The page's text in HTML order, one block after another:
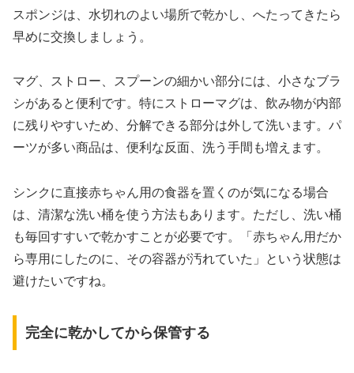
スポンジは、水切れのよい場所で乾かし、へたってきたら
早めに交換しましょう。
マグ、ストロー、スプーンの細かい部分には、小さなブラ
シがあると便利です。特にストローマグは、飲み物が内部
に残りやすいため、分解できる部分は外して洗います。パ
ーツが多い商品は、便利な反面、洗う手間も増えます。
シンクに直接赤ちゃん用の食器を置くのが気になる場合
は、清潔な洗い桶を使う方法もあります。ただし、洗い桶
も毎回すすいで乾かすことが必要です。「赤ちゃん用だか
ら専用にしたのに、その容器が汚れていた」という状態は
避けたいですね。
完全に乾かしてから保管する